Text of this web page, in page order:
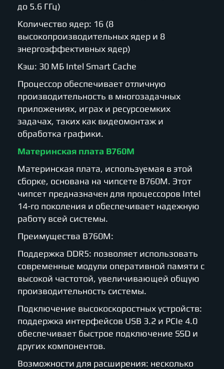
до 5.6 ГГц)
Количество ядер: 16 (8
высокопроизводительных ядер и 8
энергоэффективных ядер)
Кэш: 30 МБ Intel Smart Cache
Процессор обеспечивает отличную
производительность в многозадачных
приложениях, играх и ресурсоемких
задачах, таких как видеомонтаж и
обработка графики.
Материнская плата B760M
Материнская плата, используемая в этой
сборке, основана на чипсете B760M. Этот
чипсет предназначен для процессоров Intel
14-го поколения и обеспечивает надежную
работу всей системы.
Преимущества B760M:
Поддержка DDR5: позволяет использовать
современные модули оперативной памяти с
высокой частотой, увеличивающей общую
производительность системы.
Подключение высокоскоростных устройств:
поддержка интерфейсов USB 3.2 и PCIe 4.0
обеспечивает быстрое подключение SSD и
других компонентов.
Возможности для расширения: несколько